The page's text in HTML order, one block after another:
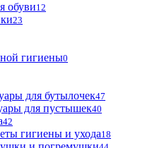
обуви12
23
гигиены0
для бутылочек47
для пустышек40
42
гигиены и ухода18